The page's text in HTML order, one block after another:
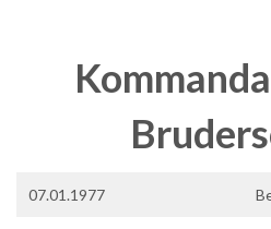
07.01.1977